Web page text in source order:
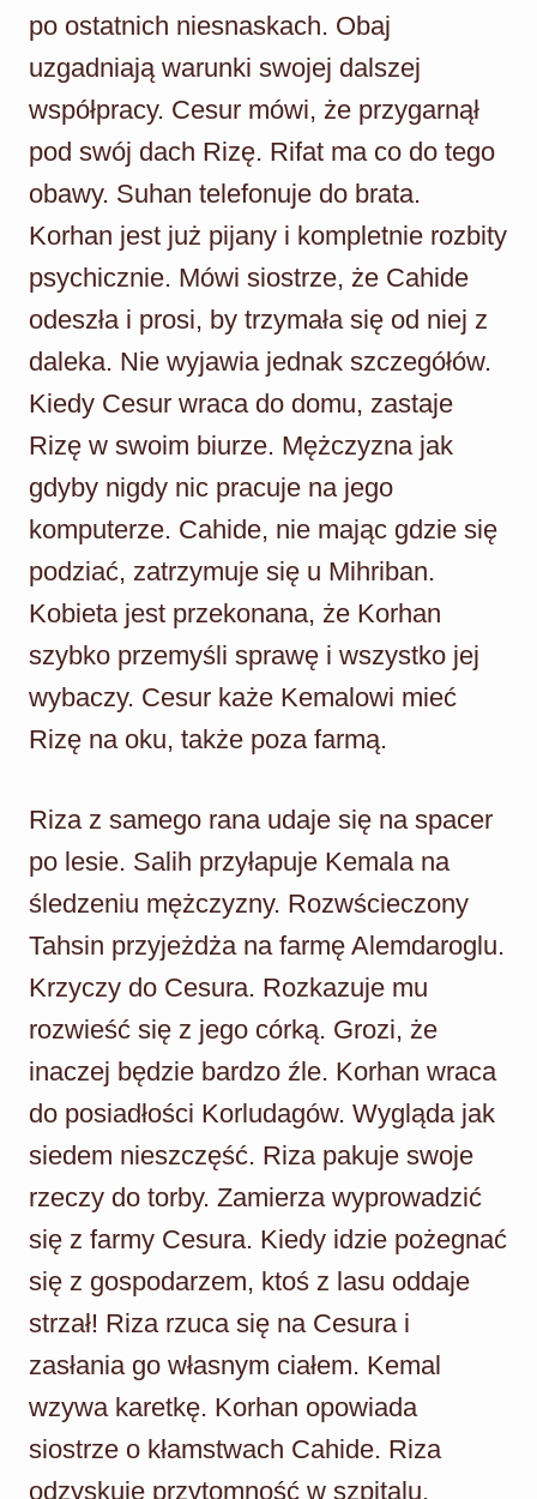
po ostatnich niesnaskach. Obaj
uzgadniają warunki swojej dalszej
współpracy. Cesur mówi, że przygarnął
pod swój dach Rizę. Rifat ma co do tego
obawy. Suhan telefonuje do brata.
Korhan jest już pijany i kompletnie rozbity
psychicznie. Mówi siostrze, że Cahide
odeszła i prosi, by trzymała się od niej z
daleka. Nie wyjawia jednak szczegółów.
Kiedy Cesur wraca do domu, zastaje
Rizę w swoim biurze. Mężczyzna jak
gdyby nigdy nic pracuje na jego
komputerze. Cahide, nie mając gdzie się
podziać, zatrzymuje się u Mihriban.
Kobieta jest przekonana, że Korhan
szybko przemyśli sprawę i wszystko jej
wybaczy. Cesur każe Kemalowi mieć
Rizę na oku, także poza farmą.
Riza z samego rana udaje się na spacer
po lesie. Salih przyłapuje Kemala na
śledzeniu mężczyzny. Rozwścieczony
Tahsin przyjeżdża na farmę Alemdaroglu.
Krzyczy do Cesura. Rozkazuje mu
rozwieść się z jego córką. Grozi, że
inaczej będzie bardzo źle. Korhan wraca
do posiadłości Korludagów. Wygląda jak
siedem nieszczęść. Riza pakuje swoje
rzeczy do torby. Zamierza wyprowadzić
się z farmy Cesura. Kiedy idzie pożegnać
się z gospodarzem, ktoś z lasu oddaje
strzał! Riza rzuca się na Cesura i
zasłania go własnym ciałem. Kemal
wzywa karetkę. Korhan opowiada
siostrze o kłamstwach Cahide. Riza
odzyskuje przytomność w szpitalu.